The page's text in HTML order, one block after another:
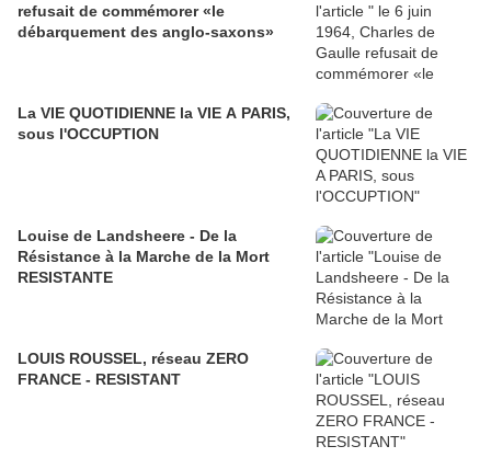
refusait de commémorer «le
débarquement des anglo-saxons»
La VIE QUOTIDIENNE la VIE A PARIS,
sous l'OCCUPTION
Louise de Landsheere - De la
Résistance à la Marche de la Mort
RESISTANTE
LOUIS ROUSSEL, réseau ZERO
FRANCE - RESISTANT